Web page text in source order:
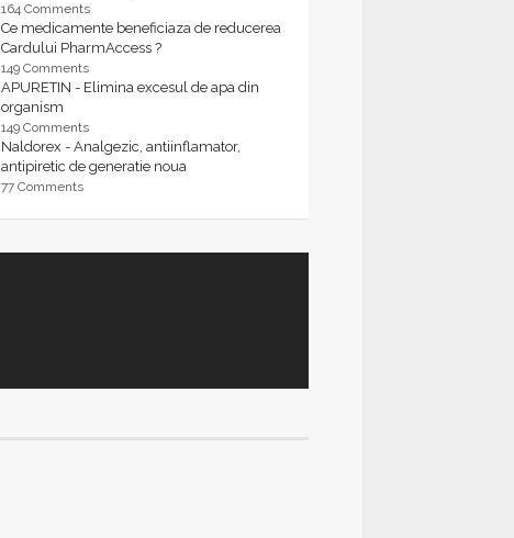
164 Comments
Ce medicamente beneficiaza de reducerea
Cardului PharmAccess ?
149 Comments
APURETIN - Elimina excesul de apa din
organism
149 Comments
Naldorex - Analgezic, antiinflamator,
antipiretic de generatie noua
77 Comments